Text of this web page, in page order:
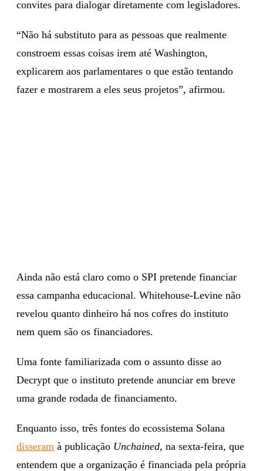
convites para dialogar diretamente com legisladores.
“Não há substituto para as pessoas que realmente
constroem essas coisas irem até Washington,
explicarem aos parlamentares o que estão tentando
fazer e mostrarem a eles seus projetos”, afirmou.
Ainda não está claro como o SPI pretende financiar
essa campanha educacional. Whitehouse-Levine não
revelou quanto dinheiro há nos cofres do instituto
nem quem são os financiadores.
Uma fonte familiarizada com o assunto disse ao
Decrypt que o instituto pretende anunciar em breve
uma grande rodada de financiamento.
Enquanto isso, três fontes do ecossistema Solana
disseram à publicação Unchained, na sexta-feira, que
entendem que a organização é financiada pela própria